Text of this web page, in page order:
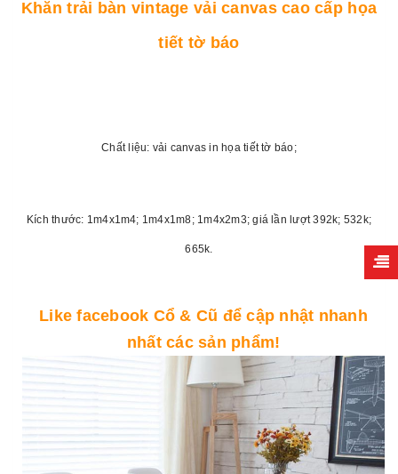
Khăn trải bàn vintage vải canvas cao cấp họa
tiết tờ báo
Chất liệu: vải canvas in họa tiết tờ báo;
Kích thước: 1m4x1m4; 1m4x1m8; 1m4x2m3; giá lần lượt 392k; 532k;
665k.
Likefacebook Cổ & Cũ để cập nhật nhanh
nhất các sản phẩm!